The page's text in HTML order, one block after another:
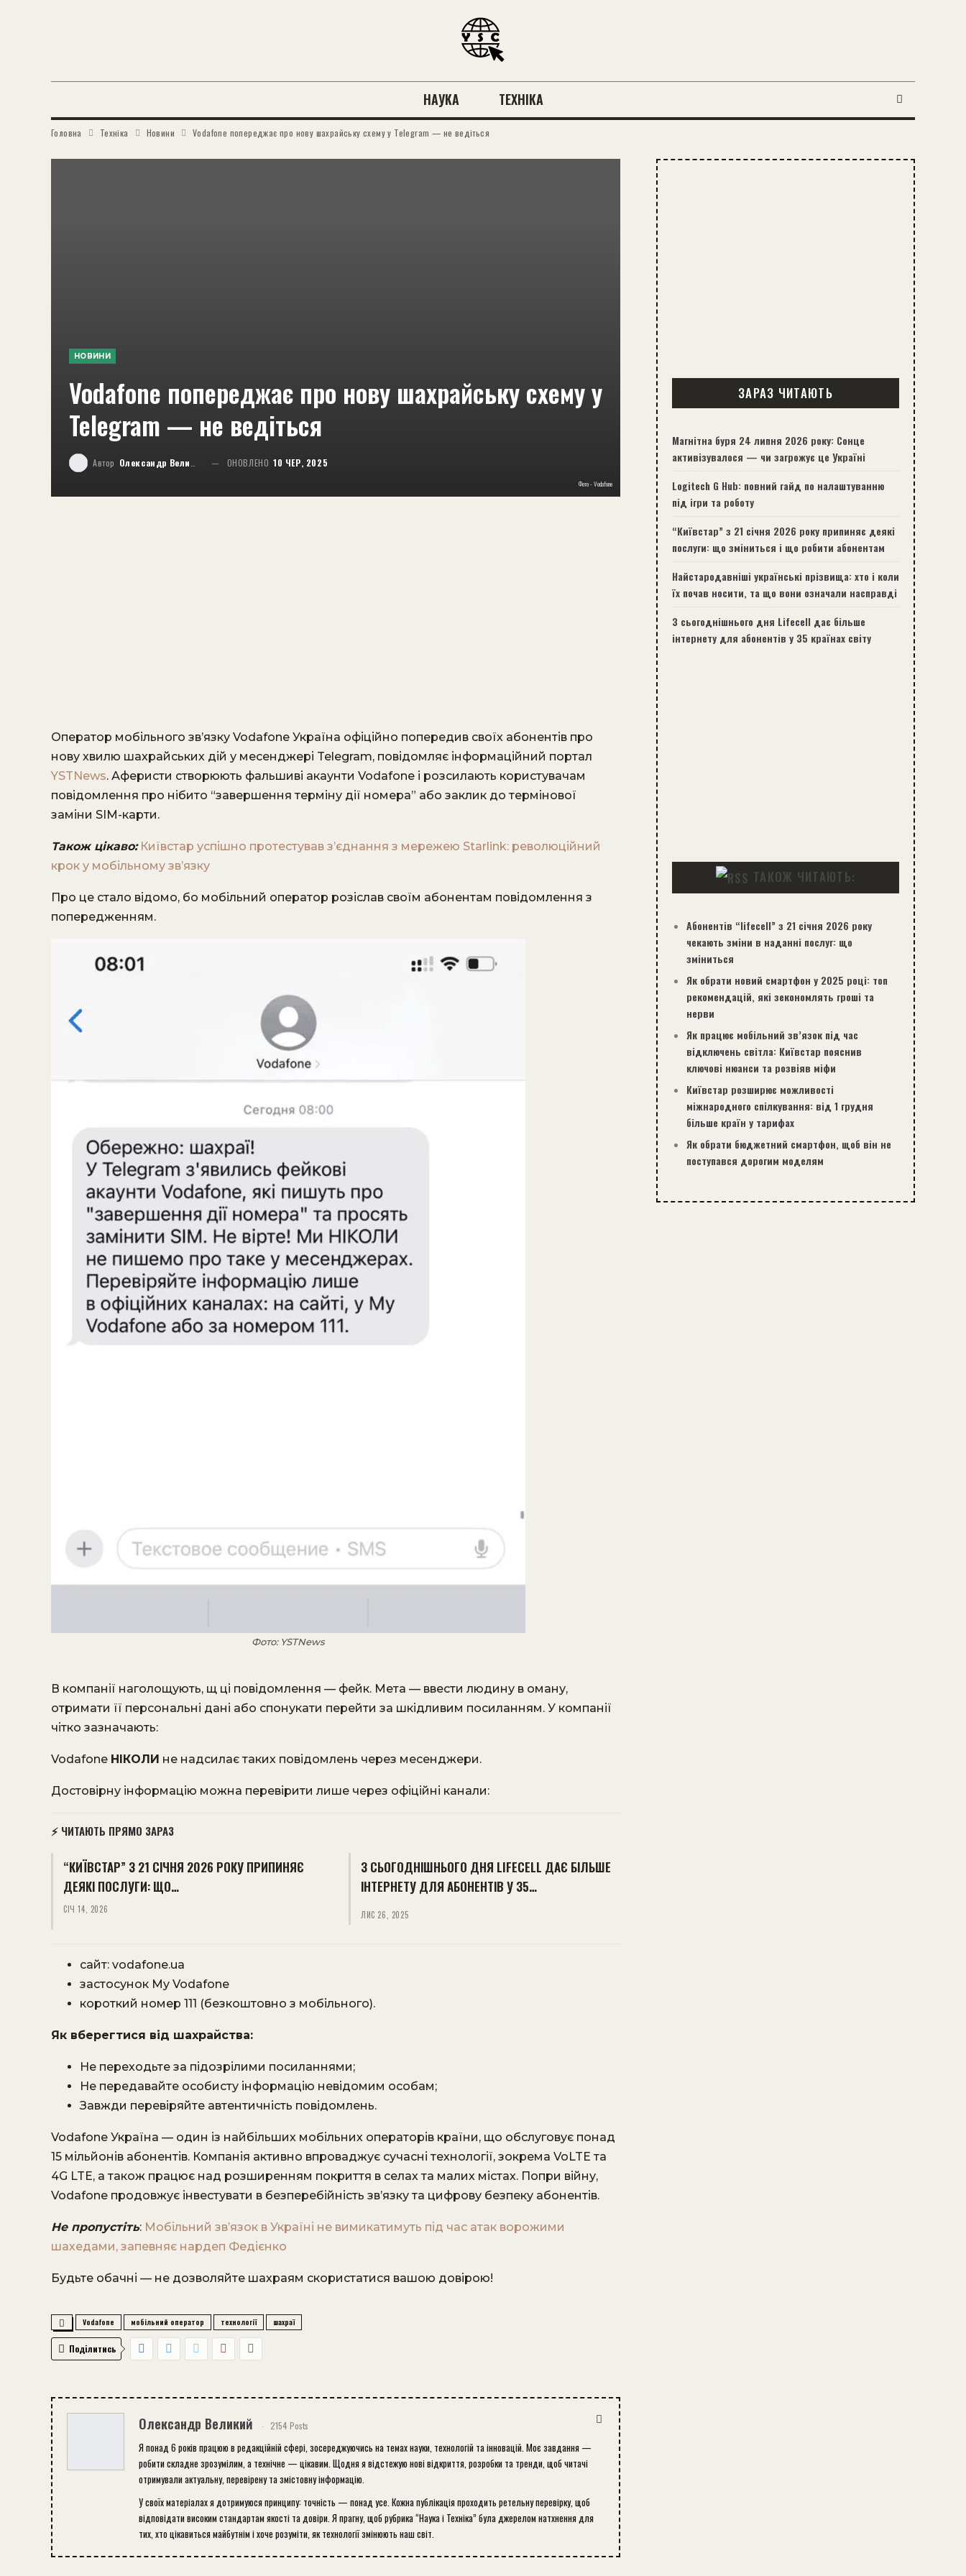
НАУКА ТЕХНІКА
Головна Техніка Новини Vodafone попереджає про нову шахрайську схему у Telegram — не ведіться
НОВИНИ
Vodafone попереджає про нову шахрайську схему у
Telegram — не ведіться
Автор Олександр Великий ОНОВЛЕНО 10 ЧЕР, 2025
Фото - Vodafone
Оператор мобільного зв’язку Vodafone Україна офіційно попередив своїх абонентів про
нову хвилю шахрайських дій у месенджері Telegram, повідомляє інформаційний портал
YSTNews. Аферисти створюють фальшиві акаунти Vodafone і розсилають користувачам
повідомлення про нібито “завершення терміну дії номера” або заклик до термінової
заміни SIM-карти.
Також цікаво: Київстар успішно протестував з’єднання з мережею Starlink: революційний
крок у мобільному зв’язку
Про це стало відомо, бо мобільний оператор розіслав своїм абонентам повідомлення з
попередженням.
Фото: YSTNews
В компанії наголощують, щ ці повідомлення — фейк. Мета — ввести людину в оману,
отримати її персональні дані або спонукати перейти за шкідливим посиланням. У компанії
чітко зазначають:
Vodafone НІКОЛИ не надсилає таких повідомлень через месенджери.
Достовірну інформацію можна перевірити лише через офіційні канали:
⚡ ЧИТАЮТЬ ПРЯМО ЗАРАЗ
“КИЇВСТАР” З 21 СІЧНЯ 2026 РОКУ ПРИПИНЯЄ
ДЕЯКІ ПОСЛУГИ: ЩО…
СІЧ 14, 2026
З СЬОГОДНІШНЬОГО ДНЯ LIFECELL ДАЄ БІЛЬШЕ
ІНТЕРНЕТУ ДЛЯ АБОНЕНТІВ У 35…
ЛИС 26, 2025
сайт: vodafone.ua
застосунок My Vodafone
короткий номер 111 (безкоштовно з мобільного).
Як вберегтися від шахрайства:
Не переходьте за підозрілими посиланнями;
Не передавайте особисту інформацію невідомим особам;
Завжди перевіряйте автентичність повідомлень.
Vodafone Україна — один із найбільших мобільних операторів країни, що обслуговує понад
15 мільйонів абонентів. Компанія активно впроваджує сучасні технології, зокрема VoLTE та
4G LTE, а також працює над розширенням покриття в селах та малих містах. Попри війну,
Vodafone продовжує інвестувати в безперебійність зв’язку та цифрову безпеку абонентів.
Не пропустіть: Мобільний зв’язок в Україні не вимикатимуть під час атак ворожими
шахедами, запевняє нардеп Федієнко
Будьте обачні — не дозволяйте шахраям скористатися вашою довірою!
Vodafone мобільний оператор технології шахраї
Поділитись
Олександр Великий 2154 Posts
Я понад 6 років працюю в редакційній сфері, зосереджуючись на темах науки, технологій та інновацій. Моє завдання —
робити складне зрозумілим, а технічне — цікавим. Щодня я відстежую нові відкриття, розробки та тренди, щоб читачі
отримували актуальну, перевірену та змістовну інформацію.
У своїх матеріалах я дотримуюся принципу: точність — понад усе. Кожна публікація проходить ретельну перевірку, щоб
відповідати високим стандартам якості та довіри. Я прагну, щоб рубрика “Наука і Техніка” була джерелом натхнення для
тих, хто цікавиться майбутнім і хоче розуміти, як технології змінюють наш світ.
ЗАРАЗ ЧИТАЮТЬ
Магнітна буря 24 липня 2026 року: Сонце
активізувалося — чи загрожує це Україні
Logitech G Hub: повний гайд по налаштуванню
під ігри та роботу
“Київстар” з 21 січня 2026 року припиняє деякі
послуги: що зміниться і що робити абонентам
Найстародавніші українські прізвища: хто і коли
їх почав носити, та що вони означали насправді
З сьогоднішнього дня Lifecell дає більше
інтернету для абонентів у 35 країнах світу
ТАКОЖ ЧИТАЮТЬ:
Абонентів “lifecell” з 21 січня 2026 року
чекають зміни в наданні послуг: що
зміниться
Як обрати новий смартфон у 2025 році: топ
рекомендацій, які зекономлять гроші та
нерви
Як працює мобільний зв’язок під час
відключень світла: Київстар пояснив
ключові нюанси та розвіяв міфи
Київстар розширює можливості
міжнародного спілкування: від 1 грудня
більше країн у тарифах
Як обрати бюджетний смартфон, щоб він не
поступався дорогим моделям